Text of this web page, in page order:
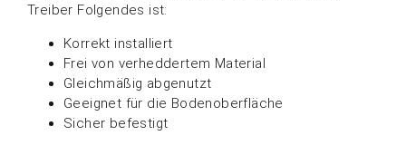
Treiber Folgendes ist:
Korrekt installiert
Frei von verheddertem Material
Gleichmäßig abgenutzt
Geeignet für die Bodenoberfläche
Sicher befestigt